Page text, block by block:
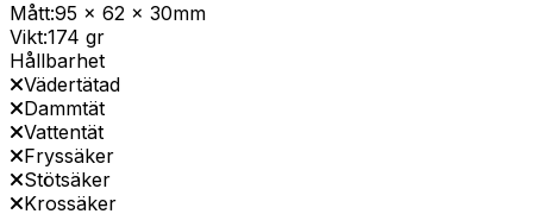
Mått:95 x 62 x 30mm
Vikt:174 gr
Hållbarhet
Vädertätad
Dammtät
Vattentät
Fryssäker
Stötsäker
Krossäker